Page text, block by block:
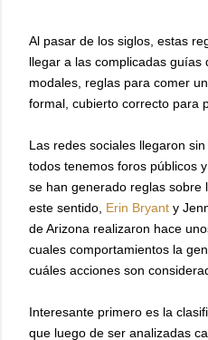
Al pasar de los siglos, estas
llegar a las complicadas guías
modales, reglas para comer
formal, cubierto correcto para
Las redes sociales llegaron
todos tenemos foros públicos
se han generado reglas
este sentido, Erin Bryant y
de Arizona realizaron hace
cuales comportamientos la
cuáles acciones son
Interesante primero es la
que luego de ser analizadas